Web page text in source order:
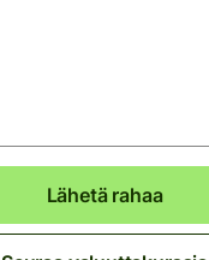
Lähetä rahaa